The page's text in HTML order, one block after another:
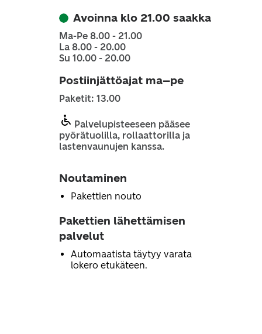
Avoinna klo 21.00 saakka
Ma-Pe 8.00 - 21.00
La 8.00 - 20.00
Su 10.00 - 20.00
Postiinjättöajat ma–pe
Paketit: 13.00
Palvelupisteeseen pääsee
pyörätuolilla, rollaattorilla ja
lastenvaunujen kanssa.
Noutaminen
Pakettien nouto
Pakettien lähettämisen
palvelut
Automaatista täytyy varata
lokero etukäteen.